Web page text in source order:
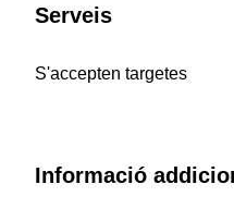
Serveis
S'accepten targetes
Informació